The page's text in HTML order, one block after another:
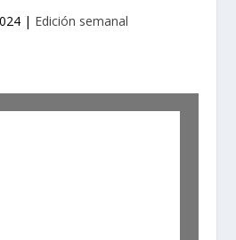
| Edición semanal